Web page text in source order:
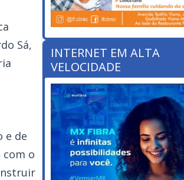
Sá,
e de
com o
INTERNET EM ALTA
VELOCIDADE